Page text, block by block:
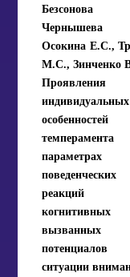
Безсонова
Чернышева
Осокина Е.С.,
М.С., Зинченко
Проявления
индивидуальных
особенностей
параметрах
поведенческих
когнитивных
вызванных
ситуации